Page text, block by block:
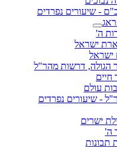
- שיעורים נפרדים
ה'
ישראל
ישראל
הגולה, דרשות מהר"ל
חיים
עולם
- שיעורים נפרדים
ישרים
ה'
תבונות